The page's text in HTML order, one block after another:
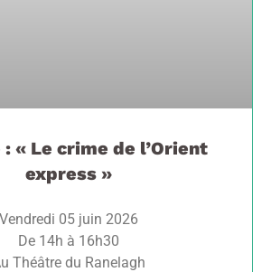
« Le crime de l’Orient
express »
Vendredi 05 juin 2026
De 14h à 16h30
Théâtre du Ranelagh